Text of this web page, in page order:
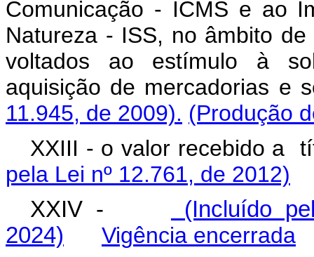
Comunicação - ICMS e ao
Natureza - ISS, no âmbito
voltados ao estímulo à
aquisição de
11.945, de 2009). (Produção
XXIII - o valor
pela Lei nº 12.761, de 2012)
XXIV -
(Incluído
2024)
Vigência encerrada